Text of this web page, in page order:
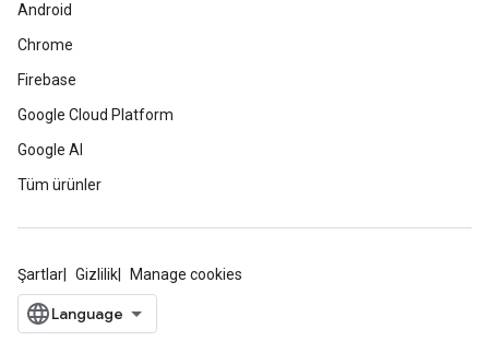
Android
Chrome
Firebase
Google Cloud Platform
Google AI
Tüm ürünler
Şartlar Gizlilik Manage cookies